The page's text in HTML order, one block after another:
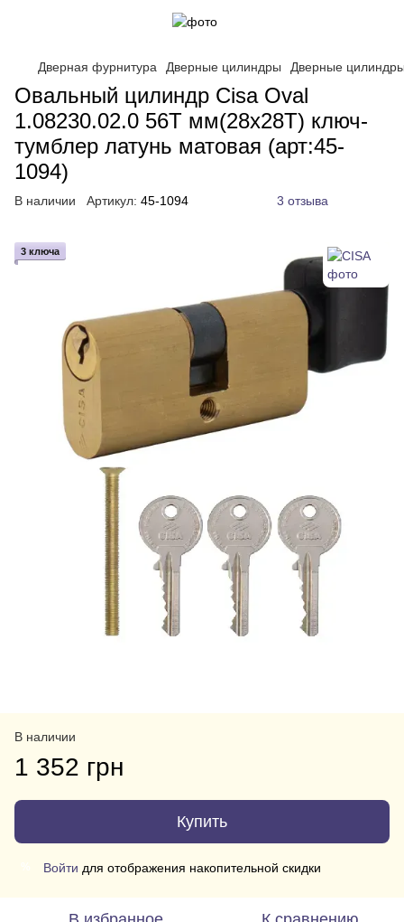
Дверная фурнитура Дверные цилиндры Дверные
Овальный цилиндр Cisa Oval
1.08230.02.0 56T мм(28х28T) ключ-
тумблер латунь матовая (арт:45-
1094)
В наличии Артикул: 45-1094 3 отзыва
3 ключа
В наличии
1 352 грн
Купить
Войти для отображения накопительной скидки